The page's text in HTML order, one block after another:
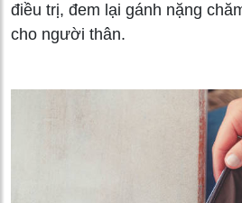
điều trị, đem lại gánh nặng
cho người thân.